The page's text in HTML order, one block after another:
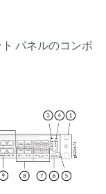
パネルのコンポ